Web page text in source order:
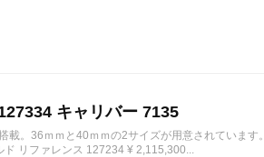
キャリバー 7135
。36ｍｍと40ｍｍの2サイズが用意されています。
リファレンス 127234 ¥ 2,115,300...